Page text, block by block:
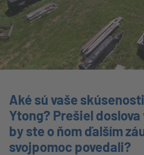
Aké sú vaše
Ytong? Prešiel
by ste o ňom ďalším
svojpomoc povedali?